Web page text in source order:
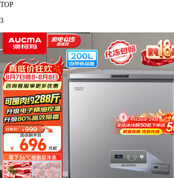
TOP
3